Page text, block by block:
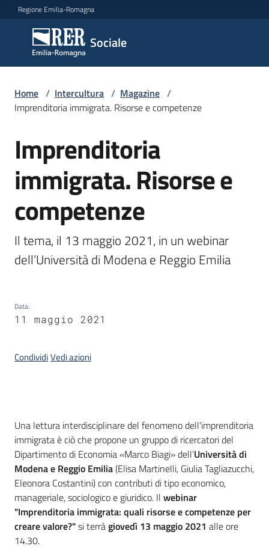
Vai al contenuto
Vai alla navigazione
Vai al footer
Regione Emilia-Romagna
Sociale
Sociale
Argomenti
Novità
Servizi
Leggi
Atti
Bandi
Progetti
Seguici
Home / Intercultura / Magazine /
Imprenditoria immigrata. Risorse e competenze
Salta al contenuto
Imprenditoria
immigrata. Risorse e
competenze
Il tema, il 13 maggio 2021, in un webinar
dell’Università di Modena e Reggio Emilia
Data:
11 maggio 2021
CondividiVedi azioni
Introduzione
Una lettura interdisciplinare del fenomeno dell'imprenditoria
immigrata è ciò che propone un gruppo di ricercatori del
Dipartimento di Economia «Marco Biagi» dell’Università di
Modena e Reggio Emilia(Elisa Martinelli, Giulia Tagliazucchi,
Eleonora Costantini) con contributi di tipo economico,
manageriale, sociologico e giuridico. Il webinar
"Imprenditoria immigrata: quali risorse e competenze per
creare valore?"si terràgiovedì 13 maggio 2021 alle ore
14.30.